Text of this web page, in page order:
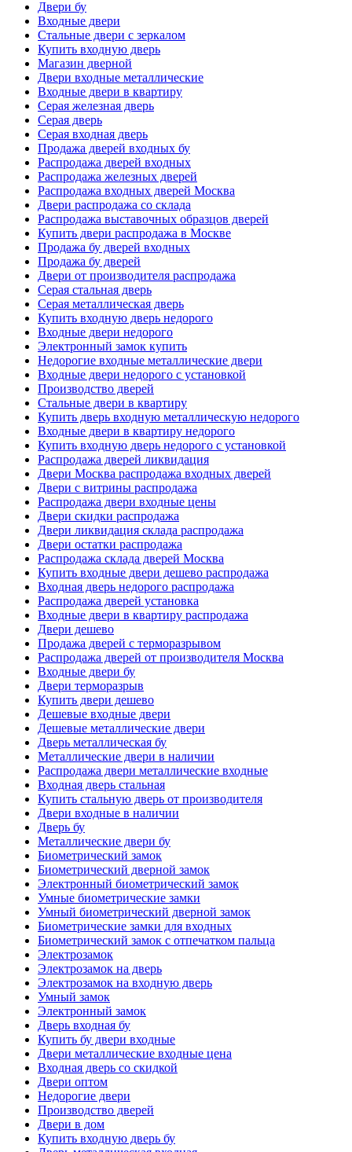
Двери бу
Входные двери
Стальные двери с зеркалом
Купить входную дверь
Магазин дверной
Двери входные металлические
Входные двери в квартиру
Серая железная дверь
Серая дверь
Серая входная дверь
Продажа дверей входных бу
Распродажа дверей входных
Распродажа железных дверей
Распродажа входных дверей Москва
Двери распродажа со склада
Распродажа выставочных образцов дверей
Купить двери распродажа в Москве
Продажа бу дверей входных
Продажа бу дверей
Двери от производителя распродажа
Серая стальная дверь
Серая металлическая дверь
Купить входную дверь недорого
Входные двери недорого
Электронный замок купить
Недорогие входные металлические двери
Входные двери недорого с установкой
Производство дверей
Стальные двери в квартиру
Купить дверь входную металлическую недорого
Входные двери в квартиру недорого
Купить входную дверь недорого с установкой
Распродажа дверей ликвидация
Двери Москва распродажа входных дверей
Двери с витрины распродажа
Распродажа двери входные цены
Двери скидки распродажа
Двери ликвидация склада распродажа
Двери остатки распродажа
Распродажа склада дверей Москва
Купить входные двери дешево распродажа
Входная дверь недорого распродажа
Распродажа дверей установка
Входные двери в квартиру распродажа
Двери дешево
Продажа дверей с терморазрывом
Распродажа дверей от производителя Москва
Входные двери бу
Двери терморазрыв
Купить двери дешево
Дешевые входные двери
Дешевые металлические двери
Дверь металлическая бу
Металлические двери в наличии
Распродажа двери металлические входные
Входная дверь стальная
Купить стальную дверь от производителя
Двери входные в наличии
Дверь бу
Металлические двери бу
Биометрический замок
Биометрический дверной замок
Электронный биометрический замок
Умные биометрические замки
Умный биометрический дверной замок
Биометрические замки для входных
Биометрический замок с отпечатком пальца
Электрозамок
Электрозамок на дверь
Электрозамок на входную дверь
Умный замок
Электронный замок
Дверь входная бу
Купить бу двери входные
Двери металлические входные цена
Входная дверь со скидкой
Двери оптом
Недорогие двери
Производство дверей
Двери в дом
Купить входную дверь бу